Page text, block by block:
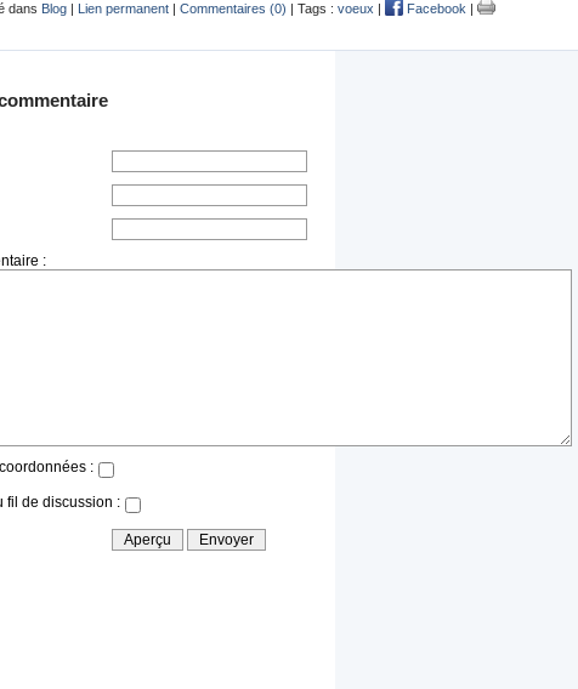
dans Blog | Lien permanent | Commentaires (0) | Tags : voeux | Facebook |
:
:
fil de discussion :